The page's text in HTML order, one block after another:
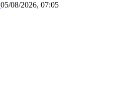
05/08/2026, 07:05